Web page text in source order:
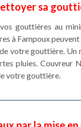
sa
gouttières au
à Fampoux
votre gouttière.
pluies.
votre gouttière.